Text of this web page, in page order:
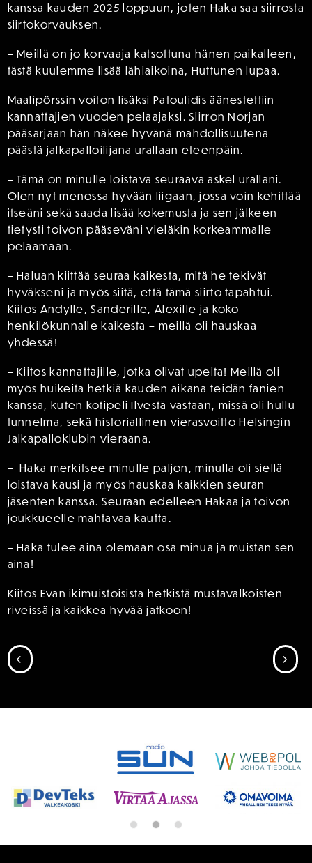
kanssa kauden 2025 loppuun, joten Haka saa siirrosta
siirtokorvauksen.
– Meillä on jo korvaaja katsottuna hänen paikalleen,
tästä kuulemme lisää lähiaikoina, Huttunen lupaa.
Maalipörssin voiton lisäksi Patoulidis äänestettiin
kannattajien vuoden pelaajaksi. Siirron Norjan
pääsarjaan hän näkee hyvänä mahdollisuutena
päästä jalkapalloilijana urallaan eteenpäin.
– Tämä on minulle loistava seuraava askel urallani.
Olen nyt menossa hyvään liigaan, jossa voin kehittää
itseäni sekä saada lisää kokemusta ja sen jälkeen
tietysti toivon pääseväni vieläkin korkeammalle
pelaamaan.
– Haluan kiittää seuraa kaikesta, mitä he tekivät
hyväkseni ja myös siitä, että tämä siirto tapahtui.
Kiitos Andylle, Sanderille, Alexille ja koko
henkilökunnalle kaikesta – meillä oli hauskaa
yhdessä!
– Kiitos kannattajille, jotka olivat upeita! Meillä oli
myös huikeita hetkiä kauden aikana teidän fanien
kanssa, kuten kotipeli Ilvestä vastaan, missä oli hullu
tunnelma, sekä historiallinen vierasvoitto Helsingin
Jalkapalloklubin vieraana.
– ⁠⁠⁠Haka merkitsee minulle paljon, minulla oli siellä
loistava kausi ja myös hauskaa kaikkien seuran
jäsenten kanssa. Seuraan edelleen Hakaa ja toivon
joukkueelle mahtavaa kautta.
– Haka tulee aina olemaan osa minua ja muistan sen
aina!
Kiitos Evan ikimuistoisista hetkistä mustavalkoisten
riveissä ja kaikkea hyvää jatkoon!
SIIRRY EDELLISEEN